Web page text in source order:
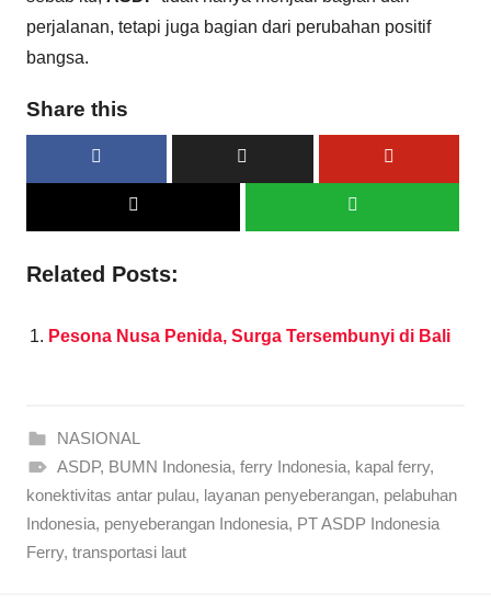
perjalanan, tetapi juga bagian dari perubahan positif
bangsa.
Share this
Related Posts:
Pesona Nusa Penida, Surga Tersembunyi di Bali
NASIONAL
ASDP, BUMN Indonesia, ferry Indonesia, kapal ferry,
konektivitas antar pulau, layanan penyeberangan, pelabuhan
Indonesia, penyeberangan Indonesia, PT ASDP Indonesia
Ferry, transportasi laut